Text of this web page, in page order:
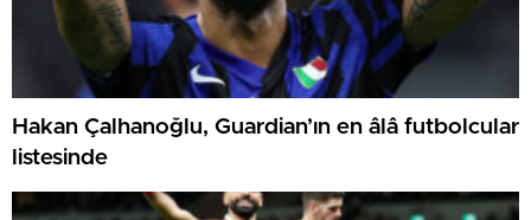
Hakan Çalhanoğlu, Guardian’ın en âlâ futbolcular
listesinde